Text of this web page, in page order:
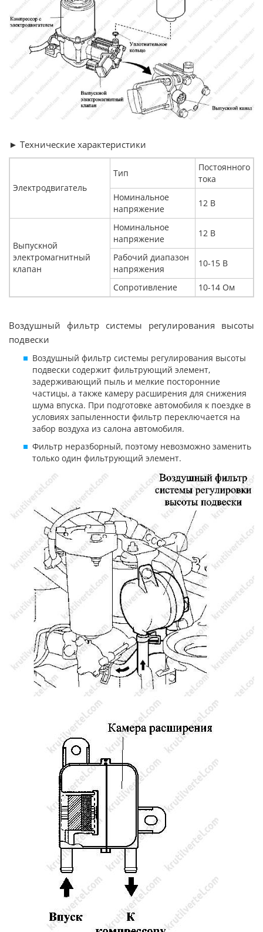
► Технические характеристики
Электродвигатель
Тип
Постоянного
тока
Номинальное
напряжение
12 В
Выпускной
электромагнитный
клапан
Номинальное
напряжение
12 В
Рабочий диапазон
напряжения
10-15 В
Сопротивление 10-14 Ом
Воздушный фильтр системы регулирования высоты
подвески
Воздушный фильтр системы регулирования высоты
подвески содержит фильтрующий элемент,
задерживающий пыль и мелкие посторонние
частицы, а также камеру расширения для снижения
шума впуска. При подготовке автомобиля к поездке в
условиях запыленности фильтр переключается на
забор воздуха из салона автомобиля.
Фильтр неразборный, поэтому невозможно заменить
только один фильтрующий элемент.